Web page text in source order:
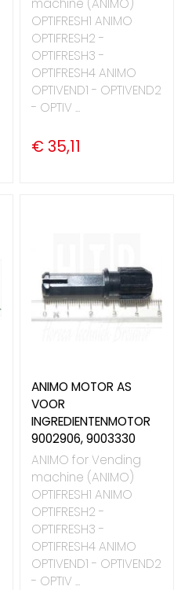
machine (ANIMO)
OPTIFRESH1 ANIMO
OPTIFRESH2 -
OPTIFRESH3 -
OPTIFRESH4 ANIMO
OPTIVEND1 - OPTIVEND2
- OPTIV ...
€ 35,11
ANIMO MOTOR AS
VOOR
INGREDIENTENMOTOR
9002906, 9003330
ANIMO for Vending
machine (ANIMO)
OPTIFRESH1 ANIMO
OPTIFRESH2 -
OPTIFRESH3 -
OPTIFRESH4 ANIMO
OPTIVEND1 - OPTIVEND2
- OPTIV ...